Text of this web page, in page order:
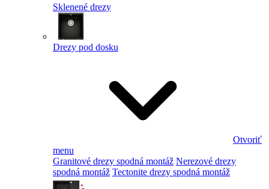
Sklenené drezy
Drezy pod dosku
Otvoriť
menu
Granitové drezy spodná montáž Nerezové drezy
spodná montáž Tectonite drezy spodná montáž